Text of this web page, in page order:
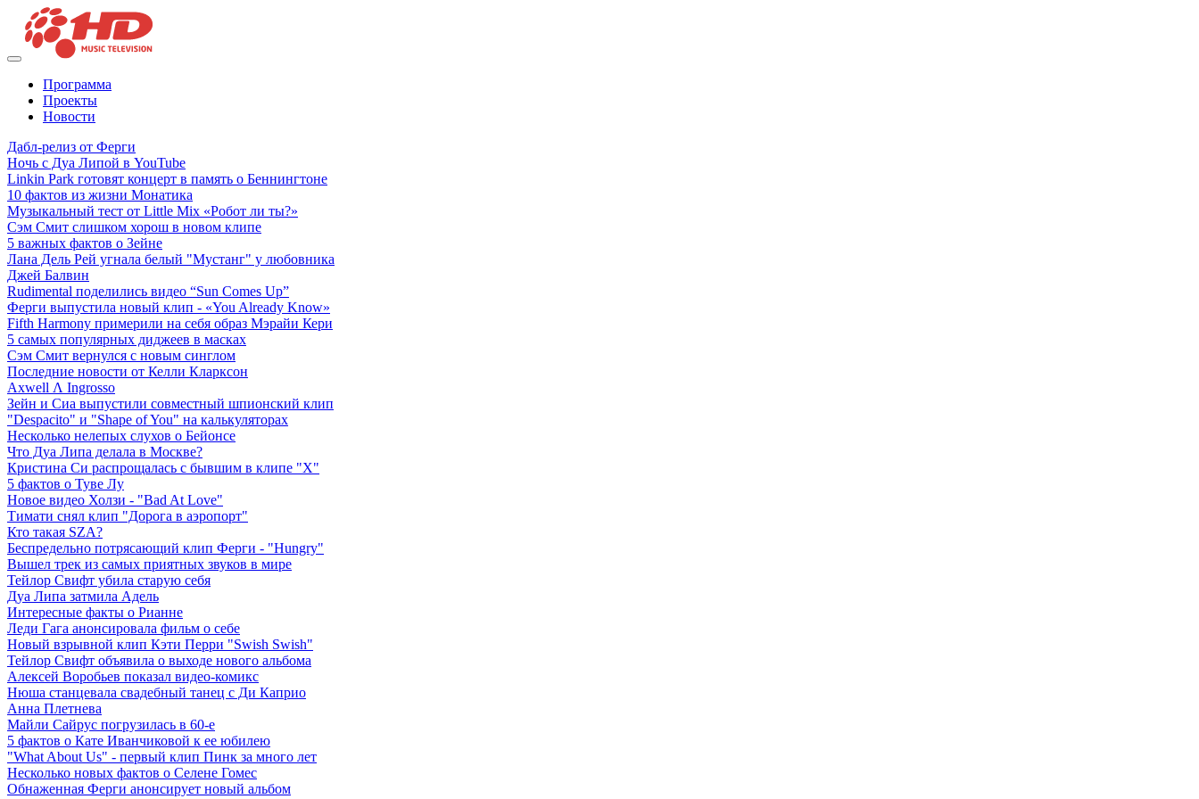
Программа
Проекты
Новости
Дабл-релиз от Ферги
Ночь с Дуа Липой в YouTube
Linkin Park готовят концерт в память о Беннингтоне
10 фактов из жизни Монатика
Музыкальный тест от Little Mix «Робот ли ты?»
Сэм Смит слишком хорош в новом клипе
5 важных фактов о Зейне
Лана Дель Рей угнала белый "Мустанг" у любовника
Джей Балвин
Rudimental поделились видео “Sun Comes Up”
Ферги выпустила новый клип - «You Already Know»
Fifth Harmony примерили на себя образ Мэрайи Кери
5 самых популярных диджеев в масках
Сэм Смит вернулся с новым синглом
Последние новости от Келли Кларксон
Axwell Λ Ingrosso
Зейн и Сиа выпустили совместный шпионский клип
"Despacito" и "Shape of You" на калькуляторах
Несколько нелепых слухов о Бейонсе
Что Дуа Липа делала в Москве?
Кристина Си распрощалась с бывшим в клипе "Х"
5 фактов о Туве Лу
Новое видео Холзи - "Bad At Love"
Тимати снял клип "Дорога в аэропорт"
Кто такая SZA?
Беспредельно потрясающий клип Ферги - "Hungry"
Вышел трек из самых приятных звуков в мире
Тейлор Свифт убила старую себя
Дуа Липа затмила Адель
Интересные факты о Рианне
Леди Гага анонсировала фильм о себе
Новый взрывной клип Кэти Перри "Swish Swish"
Тейлор Свифт объявила о выходе нового альбома
Алексей Воробьев показал видео-комикс
Нюша станцевала свадебный танец с Ди Каприо
Анна Плетнева
Майли Сайрус погрузилась в 60-е
5 фактов о Кате Иванчиковой к ее юбилею
"What About Us" - первый клип Пинк за много лет
Несколько новых фактов о Селене Гомес
Обнаженная Ферги анонсирует новый альбом